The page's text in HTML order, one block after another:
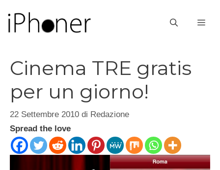
contenuto
Cinema TRE gratis
per un giorno!
22 Settembre 2010 di Redazione
Spread the love